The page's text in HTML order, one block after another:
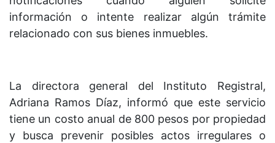
información o intente realizar algún trámite
relacionado con sus bienes inmuebles.
La directora general del Instituto Registral,
Adriana Ramos Díaz, informó que este servicio
tiene un costo anual de 800 pesos por propiedad
y busca prevenir posibles actos irregulares o